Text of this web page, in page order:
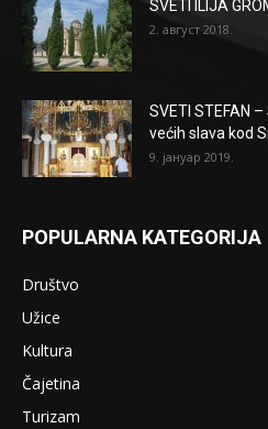
SVETI ILIJA
2. август 2018.
SVETI STEFAN
većih slava kod
9. јануар 2019.
POPULARNA KATEGORIJA
Društvo
Užice
Kultura
Čajetina
Turizam